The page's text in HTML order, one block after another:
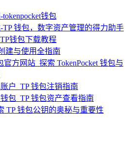
钱包
TP 钱包，数字资产管理的得力助手
钱包下载教程
建与使用全指南
官方网站_探索 TokenPocket 钱包与
户_TP 钱包注销指南
包_TP 钱包资产查看指南
TP 钱包公钥的奥秘与重要性